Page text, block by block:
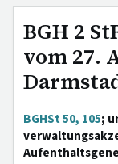
BGH 2
vom 27.
BGHSt 50, 105;